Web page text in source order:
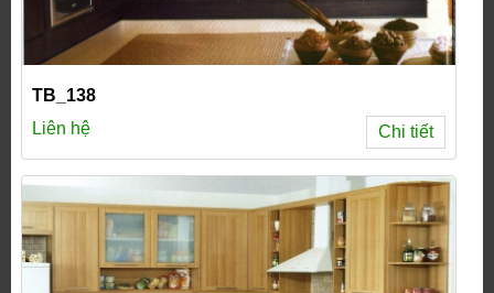
TB_138
Liên hệ
Chi tiết